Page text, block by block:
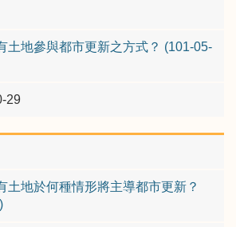
土地參與都市更新之方式？ (101-05-
29
土地於何種情形將主導都市更新？